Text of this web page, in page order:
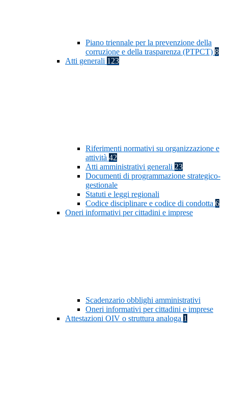
Piano triennale per la prevenzione della
corruzione e della trasparenza (PTPCT) 8
Atti generali 123
Riferimenti normativi su organizzazione e
attività 42
Atti amministrativi generali 23
Documenti di programmazione strategico-
gestionale
Statuti e leggi regionali
Codice disciplinare e codice di condotta 6
Oneri informativi per cittadini e imprese
Scadenzario obblighi amministrativi
Oneri informativi per cittadini e imprese
Attestazioni OIV o struttura analoga 1